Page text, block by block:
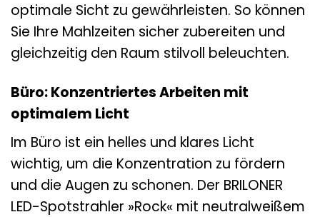
optimale Sicht zu gewährleisten. So können
Sie Ihre Mahlzeiten sicher zubereiten und
gleichzeitig den Raum stilvoll beleuchten.
Büro: Konzentriertes Arbeiten mit
optimalem Licht
Im Büro ist ein helles und klares Licht
wichtig, um die Konzentration zu fördern
und die Augen zu schonen. Der BRILONER
LED-Spotstrahler »Rock« mit neutralweißem